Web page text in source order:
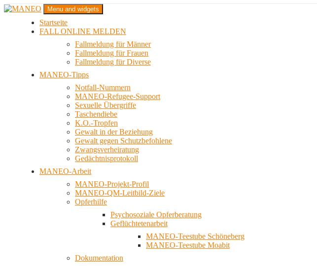
Zum
MANEO
Das schwule Anti-Gewalt-Projekt in Berlin
Menu and widgets
Startseite
FALL ONLINE MELDEN
Fallmeldung für Männer
Fallmeldung für Frauen
Fallmeldung für Diverse
MANEO-Tipps
Notfall-Nummern
MANEO-Refugee-Support
Sexuelle Übergriffe
Taschendiebe
K.O.-Tropfen
Gewalt in der Beziehung
Gewalt gegen Schutzbefohlene
Zwangsverheiratung
Gedächtnisprotokoll
MANEO-Arbeit
MANEO-Projekt-Profil
MANEO-QM-Leitbild-Ziele
Opferhilfe
Psychosoziale Opferberatung
Geflüchtetenarbeit
MANEO-Teestube Schöneberg
MANEO-Teestube Moabit
Dokumentation